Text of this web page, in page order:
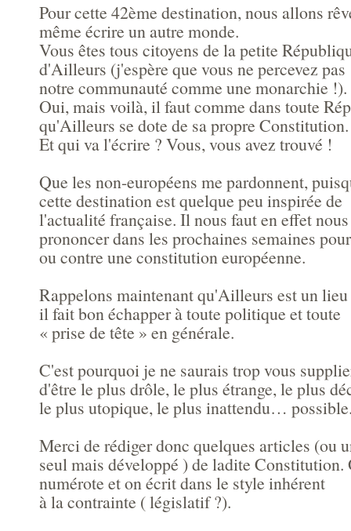
Pour cette 42ème destination, nous allons
même écrire un autre monde.
Vous êtes tous citoyens de la petite
d'Ailleurs (j'espère que vous ne percevez pas
notre communauté comme une monarchie !).
Oui, mais voilà, il faut comme dans toute
qu'Ailleurs se dote de sa propre Constitution.
Et qui va l'écrire ? Vous, vous avez trouvé !
Que les non-européens me pardonnent,
cette destination est quelque peu inspirée de
l'actualité française. Il nous faut en effet nous
prononcer dans les prochaines semaines pour
ou contre une constitution européenne.
Rappelons maintenant qu'Ailleurs est un
il fait bon échapper à toute politique et toute
« prise de tête » en générale.
C'est pourquoi je ne saurais trop vous
d'être le plus drôle, le plus étrange, le plus
le plus utopique, le plus inattendu…
Merci de rédiger donc quelques articles (ou
seul mais développé ) de ladite Constitution.
numérote et on écrit dans le style inhérent
à la contrainte ( législatif ?).